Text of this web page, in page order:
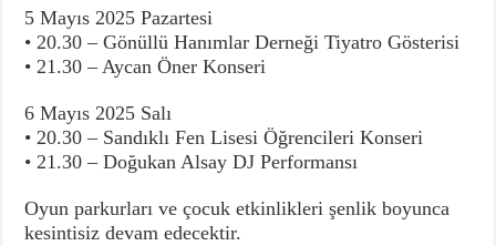
5 Mayıs 2025 Pazartesi
• 20.30 – Gönüllü Hanımlar Derneği Tiyatro Gösterisi
• 21.30 – Aycan Öner Konseri
6 Mayıs 2025 Salı
• 20.30 – Sandıklı Fen Lisesi Öğrencileri Konseri
• 21.30 – Doğukan Alsay DJ Performansı
Oyun parkurları ve çocuk etkinlikleri şenlik boyunca
kesintisiz devam edecektir.